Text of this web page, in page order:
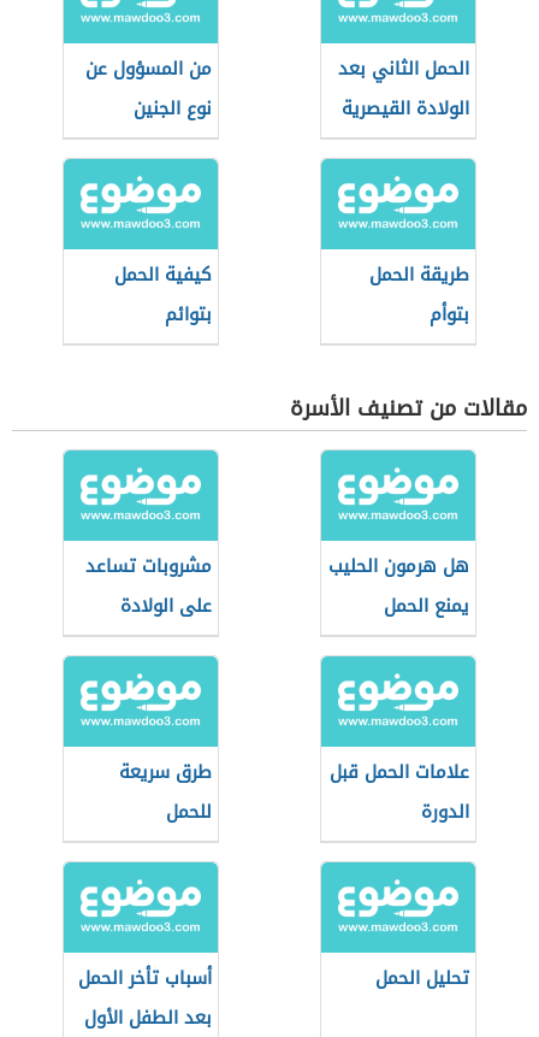
الحمل الثاني بعد
الولادة القيصرية
من المسؤول عن
نوع الجنين
طريقة الحمل
بتوأم
كيفية الحمل
بتوائم
مقالات من تصنيف الأسرة
هل هرمون الحليب
يمنع الحمل
مشروبات تساعد
على الولادة
الطبيعية
علامات الحمل قبل
الدورة
طرق سريعة
للحمل
تحليل الحمل
أسباب تأخر الحمل
بعد الطفل الأول